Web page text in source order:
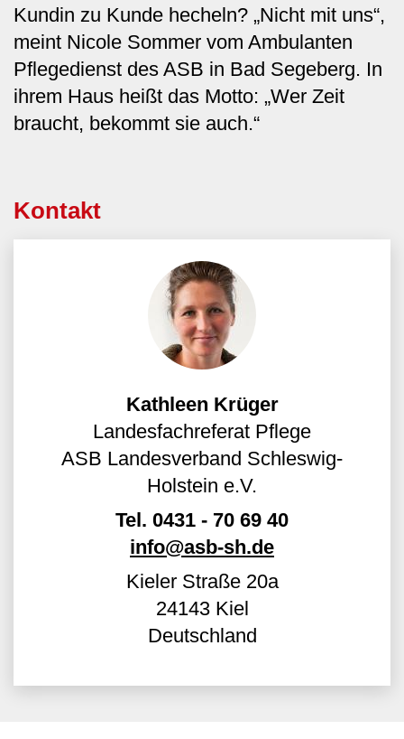
Kundin zu Kunde hecheln? „Nicht mit uns“,
meint Nicole Sommer vom Ambulanten
Pflegedienst des ASB in Bad Segeberg. In
ihrem Haus heißt das Motto: „Wer Zeit
braucht, bekommt sie auch.“
Kontakt
Kathleen Krüger
Landesfachreferat Pflege
ASB Landesverband Schleswig-
Holstein e.V.
Tel. 0431 - 70 69 40
info@asb-sh.de
Kieler Straße 20a
24143 Kiel
Deutschland